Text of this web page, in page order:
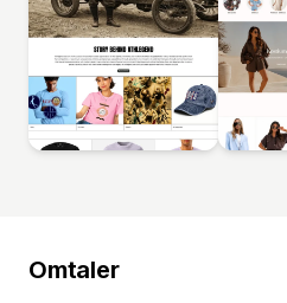
Omtaler